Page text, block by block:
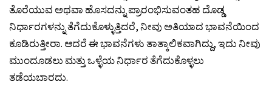
ತೊರೆಯುವ ಅಥವಾ ಹೊಸದನ್ನು ಪ್ರಾರಂಭಿಸುವಂತಹ ದೊಡ್ಡ
ನಿರ್ಧಾರಗಳನ್ನು ತೆಗೆದುಕೊಳ್ಳುತ್ತಿದರೆ, ನೀವು ಅತಿಯಾದ ಭಾವನೆಯಿಂದ
ಕೂಡಿರುತ್ತೀರಾ. ಆದರೆ ಈ ಭಾವನೆಗಳು ತಾತ್ಕಾಲಿಕವಾಗಿದ್ದು, ಇದು ನೀವು
ಮುಂದೂಡಲು ಮತ್ತು ಒಳ್ಳೆಯ ನಿರ್ಧಾರ ತೆಗೆದುಕೊಳ್ಳಲು
ತಡೆಯಬಾರದು.